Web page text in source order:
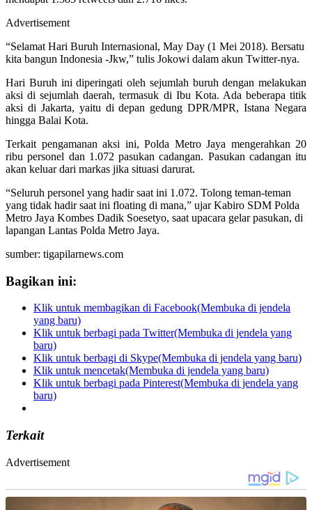
Advertisement
“Selamat Hari Buruh Internasional, May Day (1 Mei 2018). Bersatu
kita bangun Indonesia -Jkw,” tulis Jokowi dalam akun Twitter-nya.
Hari Buruh ini diperingati oleh sejumlah buruh dengan melakukan
aksi di sejumlah daerah, termasuk di Ibu Kota. Ada beberapa titik
aksi di Jakarta, yaitu di depan gedung DPR/MPR, Istana Negara
hingga Balai Kota.
Terkait pengamanan aksi ini, Polda Metro Jaya mengerahkan 20
ribu personel dan 1.072 pasukan cadangan. Pasukan cadangan itu
akan keluar dari markas jika situasi darurat.
“Seluruh personel yang hadir saat ini 1.072. Tolong teman-teman
yang tidak hadir saat ini floating di mana,” ujar Kabiro SDM Polda
Metro Jaya Kombes Dadik Soesetyo, saat upacara gelar pasukan, di
lapangan Lantas Polda Metro Jaya.
sumber: tigapilarnews.com
Bagikan ini:
Klik untuk membagikan di Facebook(Membuka di jendela
yang baru)
Klik untuk berbagi pada Twitter(Membuka di jendela yang
baru)
Klik untuk berbagi di Skype(Membuka di jendela yang baru)
Klik untuk mencetak(Membuka di jendela yang baru)
Klik untuk berbagi pada Pinterest(Membuka di jendela yang
baru)
Terkait
Advertisement